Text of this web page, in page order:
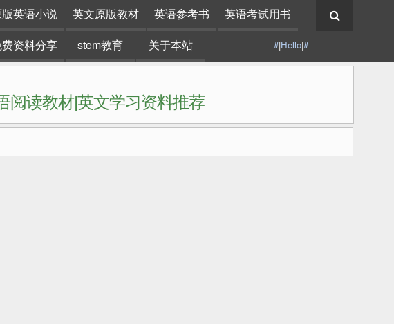
英语小说 英文原版教材 英语参考书
英语考试用书
资料分享 stem教育 关于本站 #|Hello|#
阅读教材|英文学习资料推荐